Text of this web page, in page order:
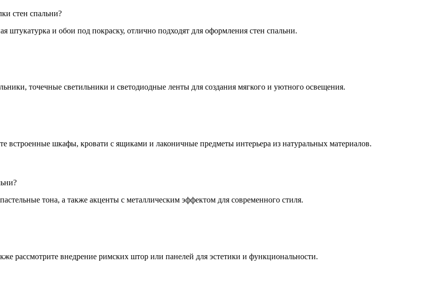
стен спальни?
и обои под покраску, отлично подходят для оформления стен спальни.
точечные светильники и светодиодные ленты для создания мягкого и уютного освещения.
шкафы, кровати с ящиками и лаконичные предметы интерьера из натуральных материалов.
тона, а также акценты с металлическим эффектом для современного стиля.
рассмотрите внедрение римских штор или панелей для эстетики и функциональности.